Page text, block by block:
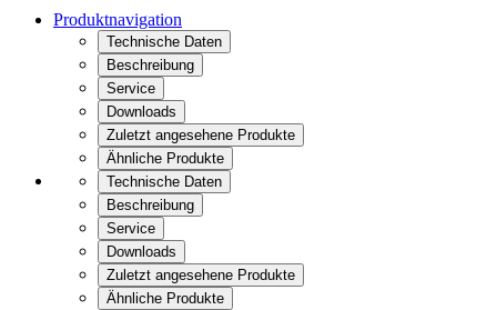
Produktnavigation
Technische Daten
Beschreibung
Service
Downloads
Zuletzt angesehene Produkte
Ähnliche Produkte
Technische Daten
Beschreibung
Service
Downloads
Zuletzt angesehene Produkte
Ähnliche Produkte